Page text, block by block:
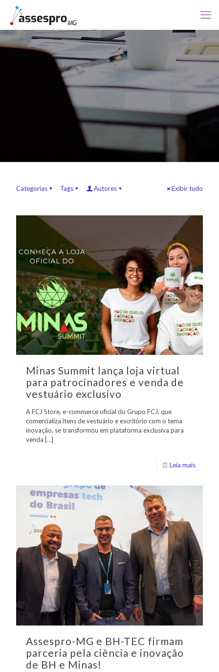
Categorias Tags Autores Exibir tudo
Minas Summit lança loja virtual
para patrocinadores e venda de
vestuário exclusivo
A FCJ Store, e-commerce oficial do Grupo FCJ, que
comercializa itens de vestuário e escritório com o tema
inovação, se transformou em plataforma exclusiva para
venda […]
Leia mais
Assespro-MG e BH-TEC firmam
parceria pela ciência e inovação
de BH e Minas!